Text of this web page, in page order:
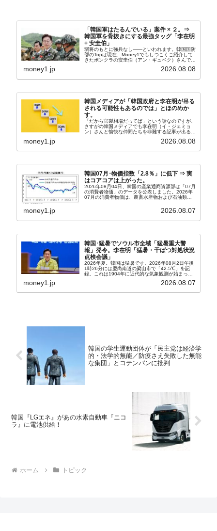
「韓国軍はたるんでいる」案件 × ２。⇒
韓国軍を骨抜きにする最強タッグ「李在明
+ 安圭伯」
弱将のもとに強兵なし――といわれます。韓国国防
部のTopは現在、Money1でもしつこくご紹介して
きたボンクラの安圭伯（アン・ギュベク）さんで
さんと「韓国初の文官上がり」の国防部長官安圭伯
money1.jp 2026.08.08
韓国メディアが「韓国政府と李在明が吊る
される可能性もあるのでは」とほのめか
す。
「だから官製相場だってば」という話なのですが、
さすがの韓国メディアでも李在明（イ・ジェミョ
ン）さんと愉快な仲間たちを非難する記事が出るよ
『朝鮮日報』に面白い記事が出ています。「東西南
money1.jp 2026.08.08
韓国07月･物価指数「2.8％」に低下 ⇒ 実
はコアコアは上がった。
2026年08月04日、韓国の産業通商資源部は「07月
の消費者物価」のデータを公表しました。2026年
07月の消費者物価は、農畜水産物および石油類の
2.8％上昇（06月は3.2％）となり、上昇率は前...
money1.jp 2026.08.07
韓国･猛暑でソウル市全域「猛暑重大警
報」発令。李在明「猛暑・干ばつ対処状況
点検会議」
2026年夏。韓国は猛暑です。2026年08月2日午後
1時26分には慶尚南道の梁山市で「42.5℃」を記
録。これは1904年に近代的な気象観測が始まって
ウル市全域への「猛暑重大警報」が発令され...
money1.jp 2026.08.07
韓国の学生運動団体が「民主党は経済学
的・法学的無能／防疫さえ失敗した無能
な集団」とコテンパンに批判
韓国『LGエネ』があの水素自動車『ニコ
ラ』に電池供給！
ホーム トピック